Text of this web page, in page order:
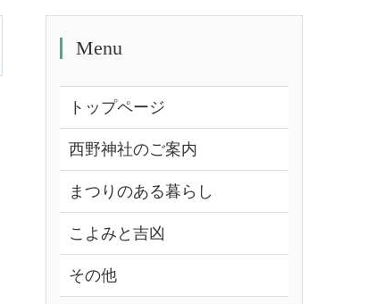
Menu
トップページ
西野神社のご案内
まつりのある暮らし
こよみと吉凶
その他